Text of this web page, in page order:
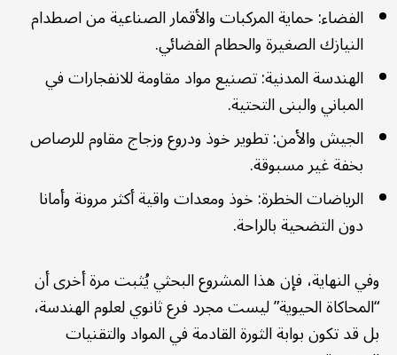
الفضاء: حماية المركبات والأقمار الصناعية من اصطدام
النيازك الصغيرة والحطام الفضائي.
الهندسة المدنية: تصنيع مواد مقاومة للانفجارات في
المباني والبنى التحتية.
الجيش والأمن: تطوير خوذ ودروع وزجاج مقاوم للرصاص
بخفة غير مسبوقة.
الرياضات الخطرة: خوذ ومعدات واقية أكثر مرونة وأمانا
دون التضحية بالراحة.
وفي النهاية، فإن هذا المشروع البحثي يُثبت مرة أخرى أن
“المحاكاة الحيوية” ليست مجرد فرع ثانوي لعلوم الهندسة،
بل قد تكون بوابة الثورة القادمة في المواد والتقنيات